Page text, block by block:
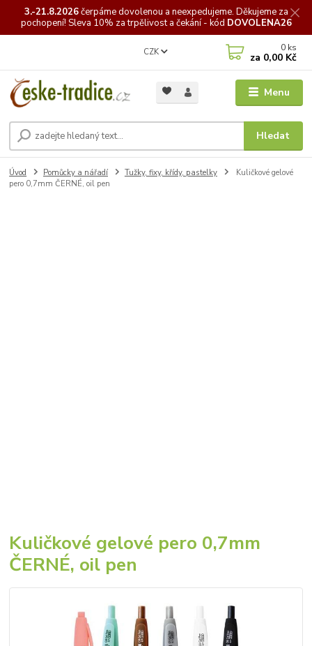
3.-21.8.2026čerpámedovolenou a neexpedujeme. Děkujeme za
pochopení! Sleva 10% za trpělivost a čekání - kód DOVOLENA26
Menu
CZK
Hledat
0 ks
za 0,00 Kč
Úvod Pomůcky a nářadí Tužky, fixy, křídy, pastelky
Kuličkové gelové
pero 0,7mm ČERNÉ, oil pen
Kuličkové gelové pero 0,7mm
ČERNÉ, oil pen